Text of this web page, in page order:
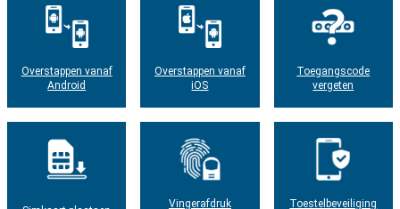
Overstappen vanaf
Android
Overstappen vanaf
iOS
Toegangscode
vergeten
Vingerafdruk
Toestelbeveiliging